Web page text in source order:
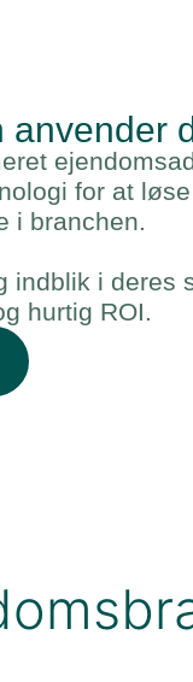
anvender
for at løse
i branchen.
indblik i deres
hurtig ROI.